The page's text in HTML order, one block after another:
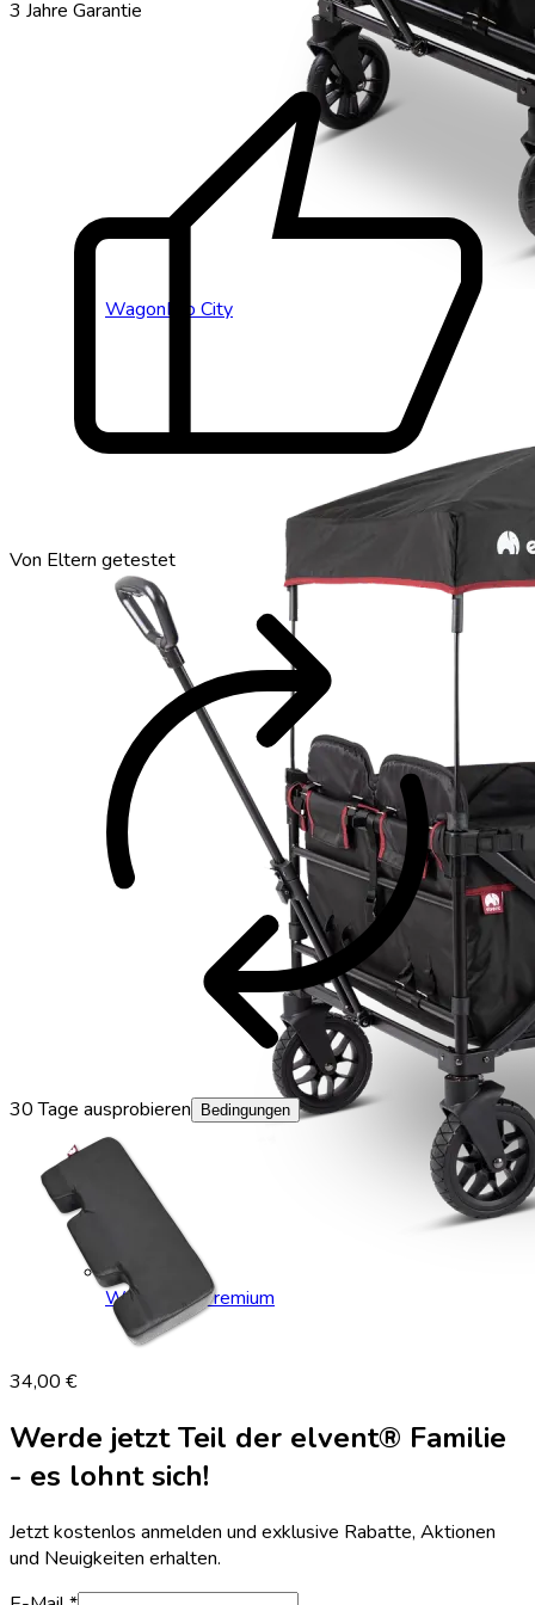
WagonPro City
WagonPro Premium
3 Jahre Garantiethumb_up
Von Eltern getestetautorenew
30 Tage ausprobieren Bedingungen
34,00 €
Werde jetzt Teil der elvent® Familie
- es lohnt sich!
Jetzt kostenlos anmelden und exklusive Rabatte, Aktionen
und Neuigkeiten erhalten.